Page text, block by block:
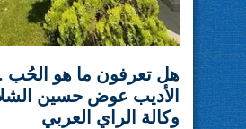
هل تعرفون ﻣﺎ ﻫﻮ ﺍﻟﺤُﺐ
الأديب عوض حسين
وكالة الراي العربي